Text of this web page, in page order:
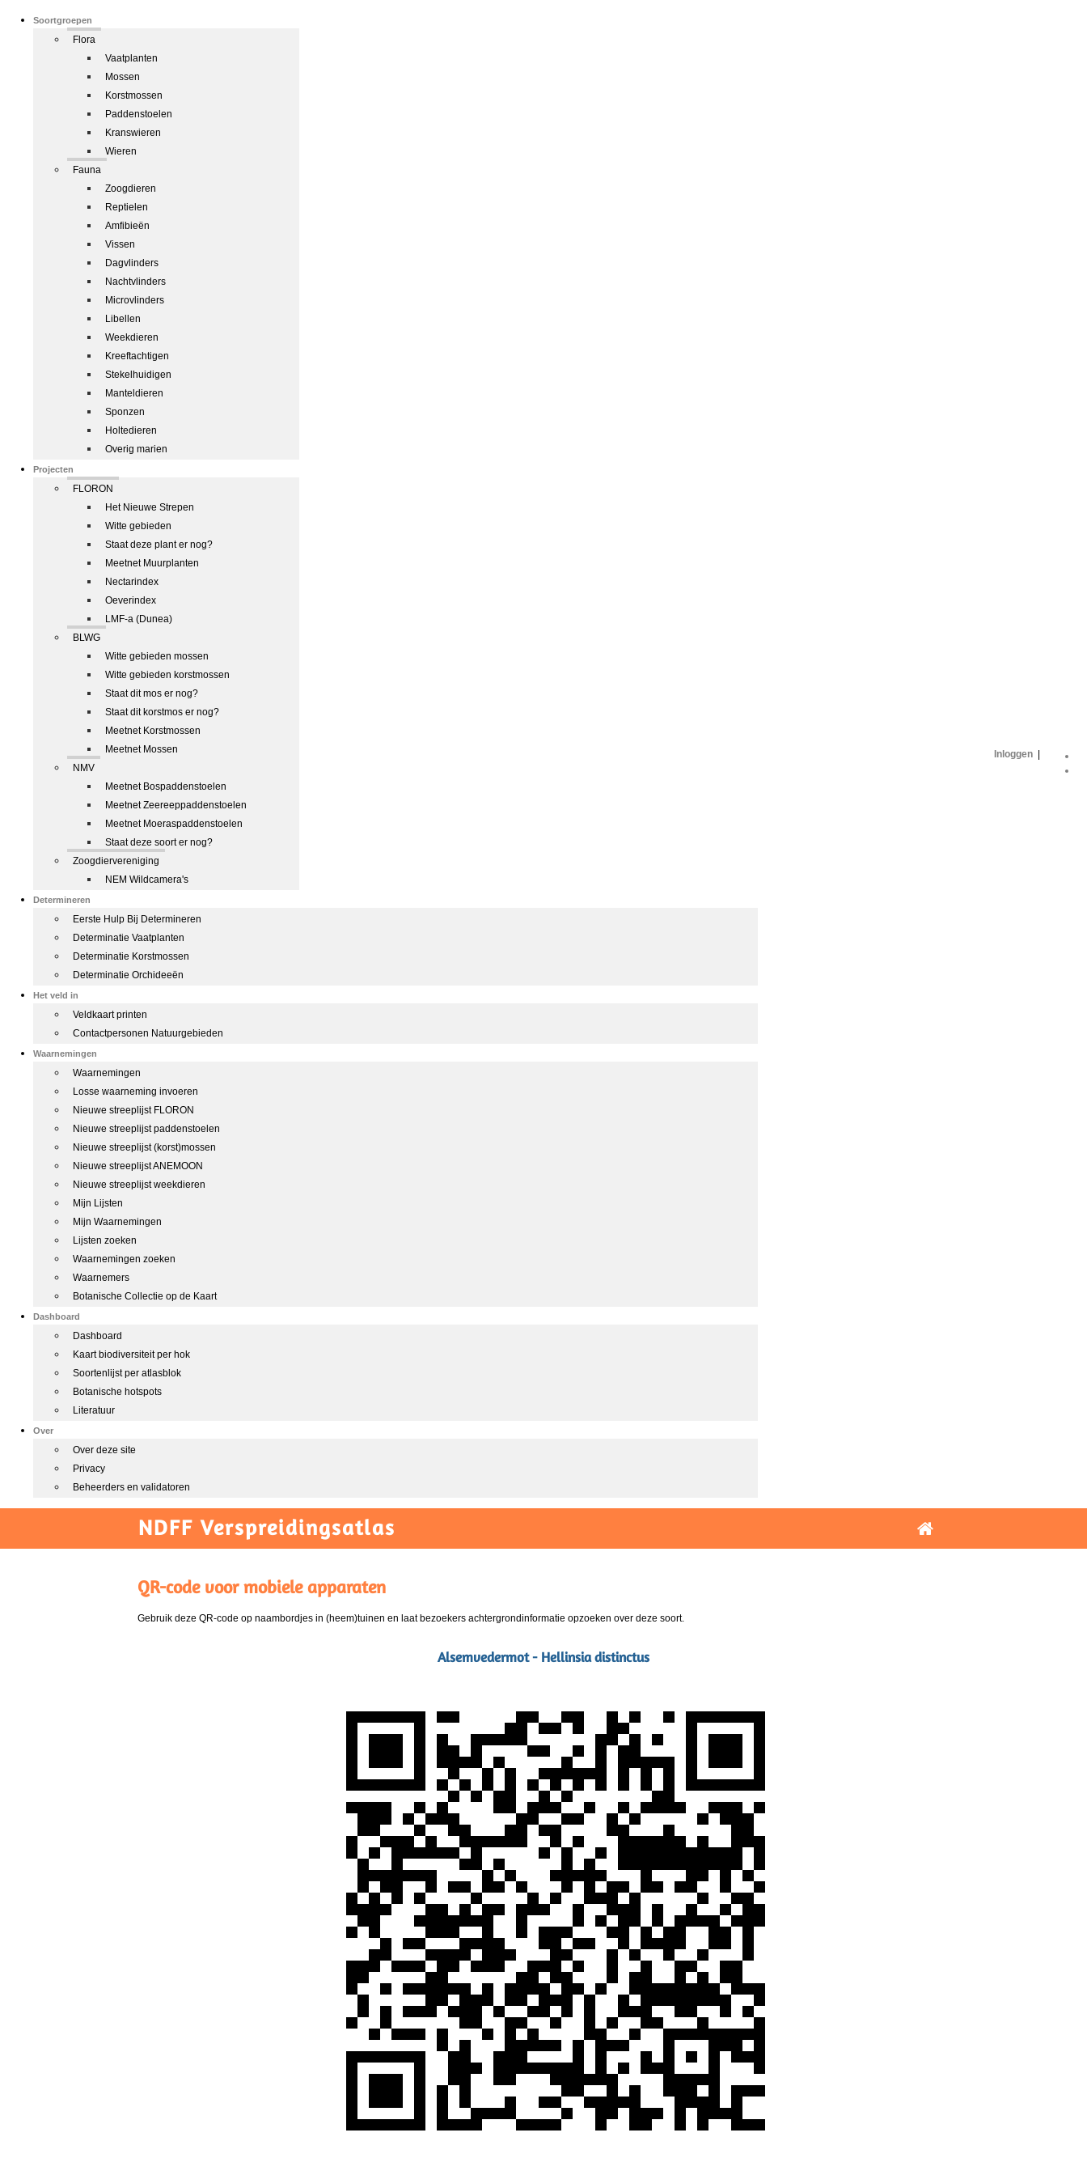
Soortgroepen
Flora
Vaatplanten
Mossen
Korstmossen
Paddenstoelen
Kranswieren
Wieren
Fauna
Zoogdieren
Reptielen
Amfibieën
Vissen
Dagvlinders
Nachtvlinders
Microvlinders
Libellen
Weekdieren
Kreeftachtigen
Stekelhuidigen
Manteldieren
Sponzen
Holtedieren
Overig marien
Projecten
FLORON
Het Nieuwe Strepen
Witte gebieden
Staat deze plant er nog?
Meetnet Muurplanten
Nectarindex
Oeverindex
LMF-a (Dunea)
BLWG
Witte gebieden mossen
Witte gebieden korstmossen
Staat dit mos er nog?
Staat dit korstmos er nog?
Meetnet Korstmossen
Meetnet Mossen
NMV
Meetnet Bospaddenstoelen
Meetnet Zeereeppaddenstoelen
Meetnet Moeraspaddenstoelen
Staat deze soort er nog?
Zoogdiervereniging
NEM Wildcamera's
Determineren
Eerste Hulp Bij Determineren
Determinatie Vaatplanten
Determinatie Korstmossen
Determinatie Orchideeën
Het veld in
Veldkaart printen
Contactpersonen Natuurgebieden
Waarnemingen
Waarnemingen
Losse waarneming invoeren
Nieuwe streeplijst FLORON
Nieuwe streeplijst paddenstoelen
Nieuwe streeplijst (korst)mossen
Nieuwe streeplijst ANEMOON
Nieuwe streeplijst weekdieren
Mijn Lijsten
Mijn Waarnemingen
Lijsten zoeken
Waarnemingen zoeken
Waarnemers
Botanische Collectie op de Kaart
Dashboard
Dashboard
Kaart biodiversiteit per hok
Soortenlijst per atlasblok
Botanische hotspots
Literatuur
Over
Over deze site
Privacy
Beheerders en validatoren
Inloggen
NDFF Verspreidingsatlas
QR-code voor mobiele apparaten
Gebruik deze QR-code op naambordjes in (heem)tuinen en laat bezoekers achtergrondinformatie opzoeken over deze soort.
Alsemvedermot - Hellinsia distinctus